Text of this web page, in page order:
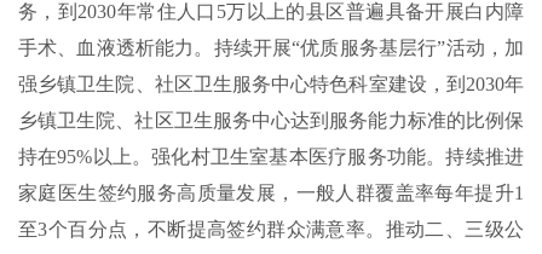
务，到2030年常住人口5万以上的县区普遍具备开展白内障
手术、血液透析能力。持续开展“优质服务基层行”活动，加
强乡镇卫生院、社区卫生服务中心特色科室建设，到2030年
乡镇卫生院、社区卫生服务中心达到服务能力标准的比例保
持在95%以上。强化村卫生室基本医疗服务功能。持续推进
家庭医生签约服务高质量发展，一般人群覆盖率每年提升1
至3个百分点，不断提高签约群众满意率。推动二、三级公